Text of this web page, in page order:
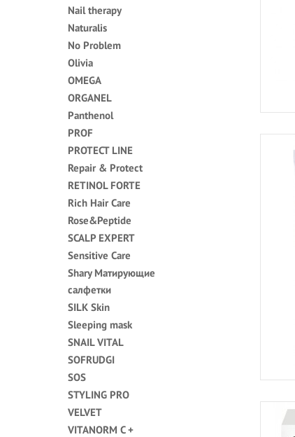
Nail therapy
Naturalis
No Problem
Olivia
OMEGA
ORGANEL
Panthenol
PROF
PROTECT LINE
Repair & Protect
RETINOL FORTE
Rich Hair Care
Rose&Peptide
SCALP EXPERT
Sensitive Care
Shary Матирующие
салфетки
SILK Skin
Sleeping mask
SNAIL VITAL
SOFRUDGI
SOS
STYLING PRO
VELVET
VITANORM C +